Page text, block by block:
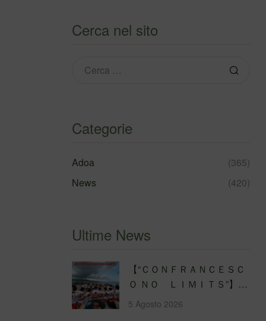
Cerca nel sito
Categorie
Adoa
(365)
News
(420)
Ultime News
【 “ＣＯＮＦＲＡＮＣＥＳＣ
Ｏ ＮＯ ＬＩＭＩＴＳ”】
Traversata dello Stretto di
Messina
5 Agosto 2026